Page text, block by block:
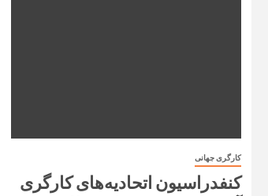
کارگری جهانی
کنفدراسیون اتحادیه‌های کارگری